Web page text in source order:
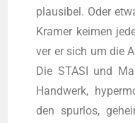
plau­si­bel. Oder
Kra­mer kei­men
ver er sich um die
Die STASI und
Hand­werk,
den spur­los,